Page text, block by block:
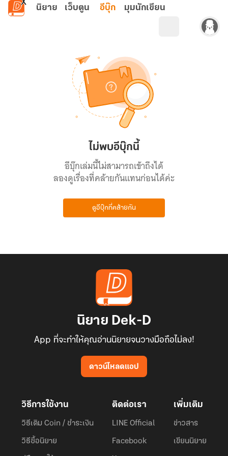
ข้ามไปยังเนื้อหาหลัก
นิยาย เว็บตูน อีบุ๊ก มุมนักเขียน
ไม่พบอีบุ๊กนี้
อีบุ๊กเล่มนี้ไม่สามารถเข้าถึงได้
ลองดูเรื่องที่คล้ายกันแทนก่อนได้ค่ะ
ดูอีบุ๊กที่คล้ายกัน
นิยาย Dek-D
App ที่จะทำให้คุณอ่านนิยายจนวางมือถือไม่ลง!
ดาวน์โหลดแอป
วิธีการใช้งาน
วิธีเติม Coin / ชำระเงิน
วิธีซื้อนิยาย
ติดต่อเรา
LINE Official
Facebook
เพิ่มเติม
ข่าวสาร
เขียนนิยาย